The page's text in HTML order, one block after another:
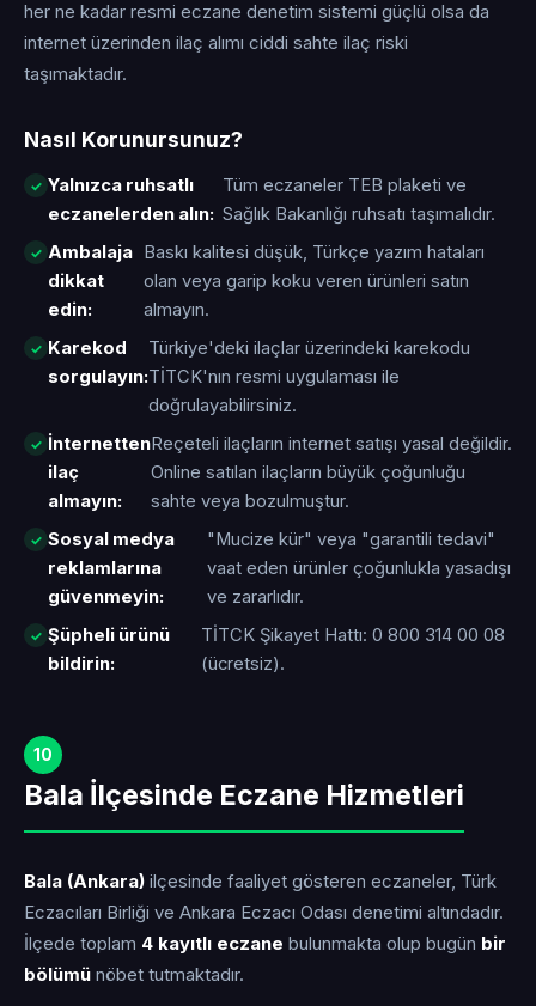
her ne kadar resmi eczane denetim sistemi güçlü olsa da
internet üzerinden ilaç alımı ciddi sahte ilaç riski
taşımaktadır.
Nasıl Korunursunuz?
Yalnızca ruhsatlı
eczanelerden alın:
Tüm eczaneler TEB plaketi ve
Sağlık Bakanlığı ruhsatı taşımalıdır.
Ambalaja
dikkat
edin:
Baskı kalitesi düşük, Türkçe yazım hataları
olan veya garip koku veren ürünleri satın
almayın.
Karekod
sorgulayın:
Türkiye'deki ilaçlar üzerindeki karekodu
TİTCK'nın resmi uygulaması ile
doğrulayabilirsiniz.
İnternetten
ilaç
almayın:
Reçeteli ilaçların internet satışı yasal değildir.
Online satılan ilaçların büyük çoğunluğu
sahte veya bozulmuştur.
Sosyal medya
reklamlarına
güvenmeyin:
"Mucize kür" veya "garantili tedavi"
vaat eden ürünler çoğunlukla yasadışı
ve zararlıdır.
Şüpheli ürünü
bildirin:
TİTCK Şikayet Hattı: 0 800 314 00 08
(ücretsiz).
10
Bala İlçesinde Eczane Hizmetleri
Bala (Ankara) ilçesinde faaliyet gösteren eczaneler, Türk
Eczacıları Birliği ve Ankara Eczacı Odası denetimi altındadır.
İlçede toplam 4 kayıtlı eczane bulunmakta olup bugün bir
bölümü nöbet tutmaktadır.